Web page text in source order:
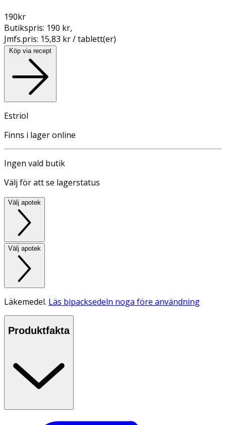
190kr
Butikspris: 190 kr,
Jmfs.pris: 15,83 kr / tablett(er)
Köp via recept
Estriol
Finns i lager online
Ingen vald butik
Välj för att se lagerstatus
Välj apotek
Välj apotek
Läkemedel. Läs bipacksedeln noga före användning
Produktfakta